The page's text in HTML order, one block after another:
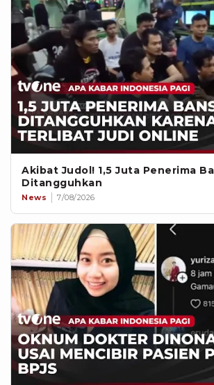
Akibat Judol! 1,5 Juta Penerima
Ditangguhkan
News 7/08/2026